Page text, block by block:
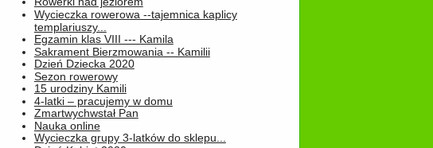
Wycieczka rowerowa --tajemnica kaplicy
templariuszy...
Egzamin klas VIII --- Kamila
Sakrament Bierzmowania -- Kamilii
Dzień Dziecka 2020
Sezon rowerowy
15 urodziny Kamili
4-latki – pracujemy w domu
Zmartwychwstał Pan
Nauka online
Wycieczka grupy 3-latków do sklepu...